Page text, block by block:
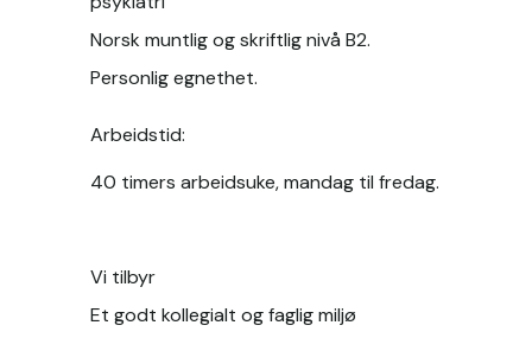
Norsk muntlig og skriftlig nivå B2.
Personlig egnethet.
Arbeidstid:
Vi tilbyr
Et godt kollegialt og faglig miljø